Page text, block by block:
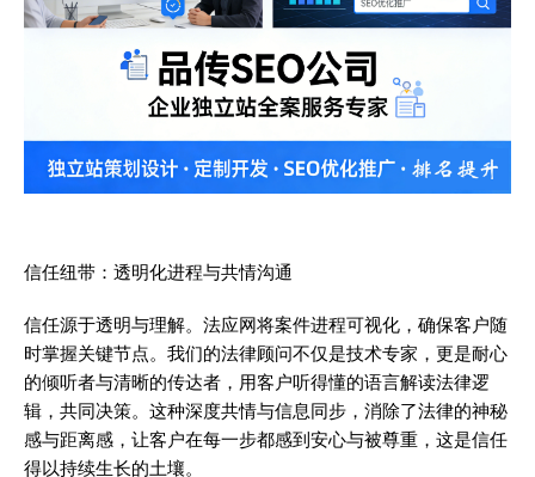
信任纽带：透明化进程与共情沟通
信任源于透明与理解。法应网将案件进程可视化，确保客户随
时掌握关键节点。我们的法律顾问不仅是技术专家，更是耐心
的倾听者与清晰的传达者，用客户听得懂的语言解读法律逻
辑，共同决策。这种深度共情与信息同步，消除了法律的神秘
感与距离感，让客户在每一步都感到安心与被尊重，这是信任
得以持续生长的土壤。